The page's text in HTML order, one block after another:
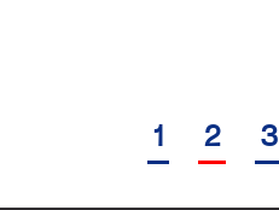
1 2 3